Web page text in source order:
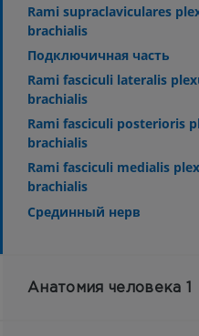
Rami supraclaviculares
brachialis
Подключичная часть
Rami fasciculi lateralis
brachialis
Rami fasciculi posterioris
brachialis
Rami fasciculi medialis
brachialis
Срединный нерв
Анатомия человека 1